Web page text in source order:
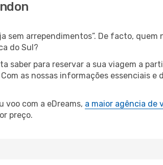
sem arrependimentos”. De facto,
do Sul?
saber para reservar a sua viagem a
as nossas informações essenciais
voo com a eDreams, a maior agência de
preço.